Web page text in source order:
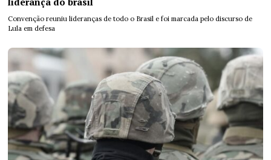
Convenção reuniu lideranças de todo o Brasil e foi marcada pelo discurso de
Lula em defesa